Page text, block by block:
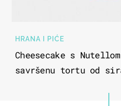
HRANA I PIĆE
Cheesecake s
savršenu tortu od